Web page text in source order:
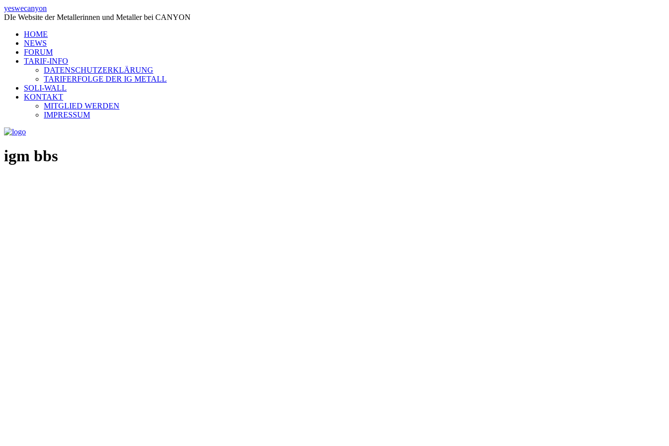
yeswecanyon
DIe Website der Metallerinnen und Metaller bei CANYON
HOME
NEWS
FORUM
TARIF-INFO
DATENSCHUTZERKLÄRUNG
TARIFERFOLGE DER IG METALL
SOLI-WALL
KONTAKT
MITGLIED WERDEN
IMPRESSUM
igm bbs